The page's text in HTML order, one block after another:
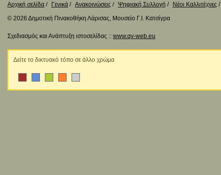
Αρχική σελίδα Γενικά Ανακοινώσεις Ψηφιακή Συλλογή
Νέοι Καλλιτέχνες
© 2026 Δημοτική Πινακοθήκη Λάρισας, Μουσείο Γ.Ι. Κατσίγρα
Σχεδιασμός και Ανάπτυξη ιστοσελίδας :: www.qv-web.eu
Δείτε το δικτυακό τόπο σε άλλο χρώμα